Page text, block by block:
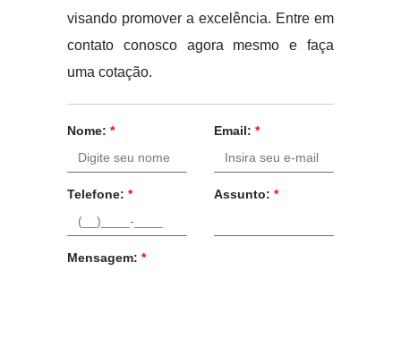
visando promover a excelência. Entre em
contato conosco agora mesmo e faça
uma cotação.
Nome: * Email: *
Telefone: * Assunto: *
Mensagem: *